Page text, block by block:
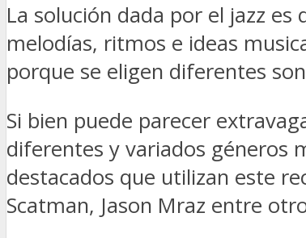
La solución dada por el jazz
melodías, ritmos e ideas
porque se eligen diferentes
Si bien puede parecer
diferentes y variados géneros
destacados que utilizan este
Scatman, Jason Mraz entre